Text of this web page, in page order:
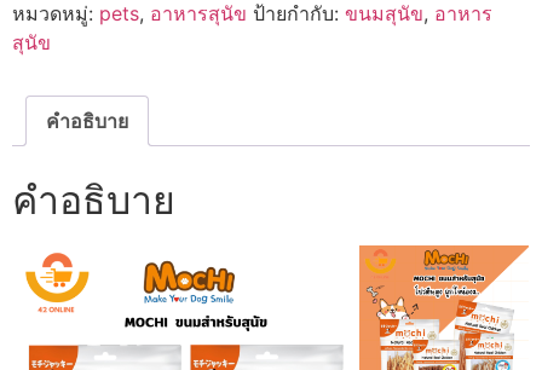
สำหรับ
สุนัข
ทุก
พันธุ์
ขนาด
50g.
300g.
หมวดหมู่: pets, อาหารสุนัข ป้ายกำกับ: ขนมสุนัข, อาหาร
สุนัข
คำอธิบาย
คำอธิบาย